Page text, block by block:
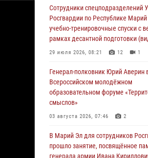
В Марий Эл сотрудники ЛРР
прошедший месяц провели более
проверок мест хранения
06 августа 2026, 08:00
В Марий Эл сотрудники
охраны Росгвардии за прошедший
задержали 19 нарушителей
05 августа 2026, 09:44
прошло занятие, посвящённое
генерала армии Ивана
Сотрудники спецподразделений
Росгвардии по Республике
учебно-тренировочные спуски с
рамках десантной подготовки
29 июля 2026, 08:21 12 1
Генерал-полковник Юрий Аверин
Всероссийском молодёжном
образовательном форуме
смыслов»
03 августа 2026, 07:46 2
В Марий Эл для сотрудников
прошло занятие, посвящённое
генерала армии Ивана